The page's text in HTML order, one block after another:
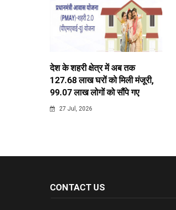
देश के शहरी क्षेत्र में अब तक
127.68 लाख घरों को मिली मंजूरी,
99.07 लाख लोगों को सौंपे गए
27 Jul, 2026
CONTACT US